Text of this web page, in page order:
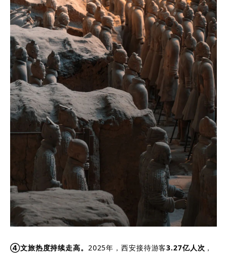
④文旅热度持续走高。 2025年，西安接待游客3.27亿人次 ，